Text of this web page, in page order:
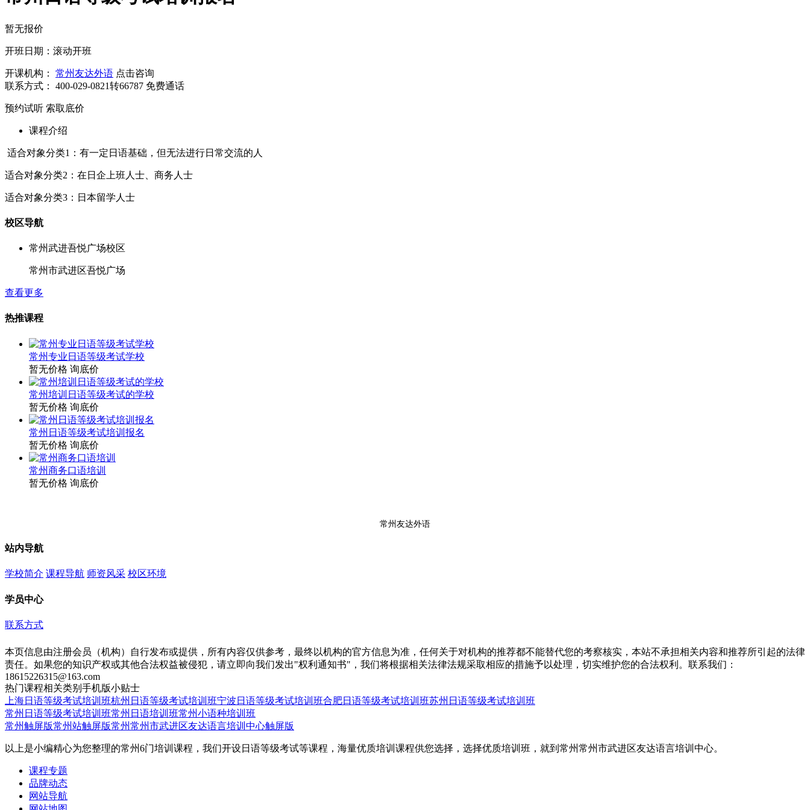
暂无报价
开班日期：滚动开班
开课机构： 常州友达外语 点击咨询
联系方式：
400-029-0821转66787 免费通话
预约试听 索取底价
课程介绍
适合对象分类1：有一定日语基础，但无法进行日常交流的人
适合对象分类2：在日企上班人士、商务人士
适合对象分类3：日本留学人士
校区导航
常州武进吾悦广场校区
常州市武进区吾悦广场
查看更多
热推课程
常州专业日语等级考试学校
暂无价格 询底价
常州培训日语等级考试的学校
暂无价格 询底价
常州日语等级考试培训报名
暂无价格 询底价
常州商务口语培训
暂无价格 询底价
常州友达外语
站内导航
学校简介 课程导航 师资风采 校区环境
学员中心
联系方式
本页信息由注册会员（机构）自行发布或提供，所有内容仅供参考，最终以机构的官方信息为准，任何关于对机构的推荐都不能替代您的考察核实，本站不承担相关内容和推荐所引起的法律
责任。如果您的知识产权或其他合法权益被侵犯，请立即向我们发出"权利通知书"，我们将根据相关法律法规采取相应的措施予以处理，切实维护您的合法权利。联系我们：
18615226315@163.com
热门课程相关类别 手机版小贴士
上海日语等级考试培训班杭州日语等级考试培训班宁波日语等级考试培训班合肥日语等级考试培训班苏州日语等级考试培训班
常州日语等级考试培训班常州日语培训班常州小语种培训班
常州触屏版常州站触屏版常州常州市武进区友达语言培训中心触屏版
以上是小编精心为您整理的常州6门培训课程，我们开设日语等级考试等课程，海量优质培训课程供您选择，选择优质培训班，就到常州常州市武进区友达语言培训中心。
课程专题
品牌动态
网站导航